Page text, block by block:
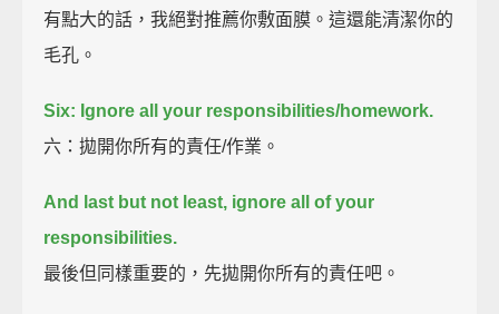
有點大的話，我絕對推薦你敷面膜。這還能清潔你的
毛孔。
Six: Ignore all your responsibilities/homework.
六：拋開你所有的責任/作業。
And last but not least, ignore all of your
responsibilities.
最後但同樣重要的，先拋開你所有的責任吧。